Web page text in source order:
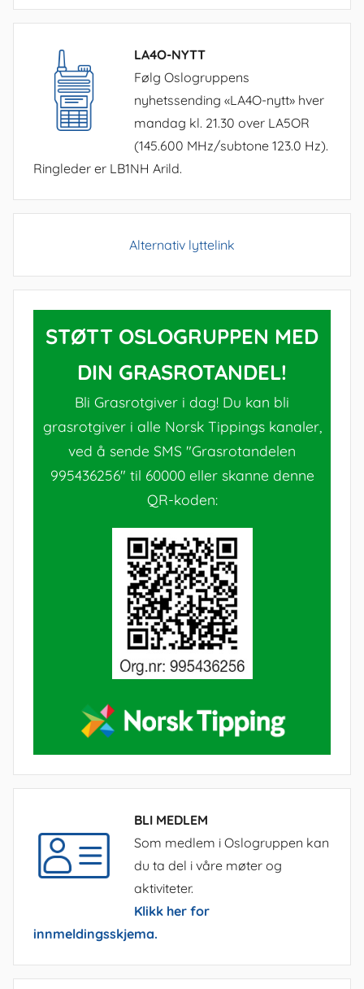
LA4O-NYTT
Følg Oslogruppens
nyhetssending «LA4O-nytt» hver
mandag kl. 21.30 over LA5OR
(145.600 MHz/subtone 123.0 Hz).
Ringleder er LB1NH Arild.
Alternativ lyttelink
STØTT OSLOGRUPPEN MED
DIN GRASROTANDEL!
Bli Grasrotgiver i dag! Du kan bli
grasrotgiver i alle Norsk Tippings kanaler,
ved å sende SMS "Grasrotandelen
995436256" til 60000 eller skanne denne
QR-koden:
BLI MEDLEM
Som medlem i Oslogruppen kan
du ta del i våre møter og
aktiviteter.
Klikk her for
innmeldingsskjema.